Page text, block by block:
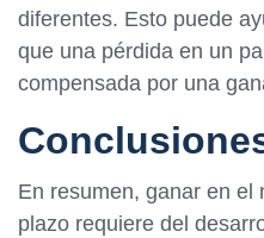
diferentes. Esto puede
que una pérdida en un
compensada por una
En resumen, ganar en el
plazo requiere del